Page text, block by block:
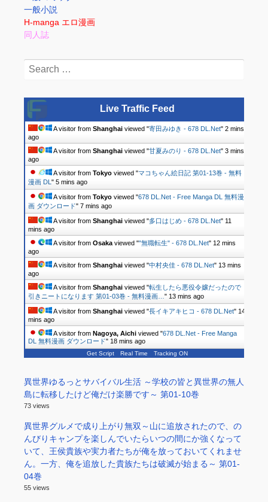
一般小説
H-manga エロ漫画
同人誌
Search
Live Traffic Feed
A visitor from Shanghai viewed "寄田みゆき - 678 DL.Net" 2 mins
ago
A visitor from Shanghai viewed "甘夏みのり - 678 DL.Net" 3 mins
ago
A visitor from Tokyo viewed "マコちゃん絵日記 第01-13巻 - 無料
漫画 DL " 5 mins ago
A visitor from Tokyo viewed "678 DL.Net - Free Manga DL 無料漫
画 ダウンロード" 7 mins ago
A visitor from Shanghai viewed "多口はじめ - 678 DL.Net" 11
mins ago
A visitor from Osaka viewed ""無職転生" - 678 DL.Net" 12 mins
ago
A visitor from Shanghai viewed "中村央佳 - 678 DL.Net" 13 mins
ago
A visitor from Shanghai viewed "転生したら悪役令嬢だったので
引きニートになります 第01-03巻 - 無料漫画… " 13 mins ago
A visitor from Shanghai viewed "長イキアキヒコ - 678 DL.Net" 14
mins ago
A visitor from Nagoya, Aichi viewed "678 DL.Net - Free Manga
DL 無料漫画 ダウンロード" 18 mins ago
Get Script Real Time Tracking ON
異世界ゆるっとサバイバル生活 ～学校の皆と異世界の無人
島に転移したけど俺だけ楽勝です～ 第01-10巻
73 views
異世界グルメで成り上がり無双～山に追放されたので、の
んびりキャンプを楽しんでいたらいつの間にか強くなって
いて、王侯貴族や実力者たちが俺を放っておいてくれませ
ん。一方、俺を追放した貴族たちは破滅が始まる～ 第01-
04巻
55 views